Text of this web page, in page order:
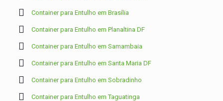
Container para Entulho em Brasília
Container para Entulho em Planaltina DF
Container para Entulho em Samambaia
Container para Entulho em Santa Maria DF
Container para Entulho em Sobradinho
Container para Entulho em Taguatinga